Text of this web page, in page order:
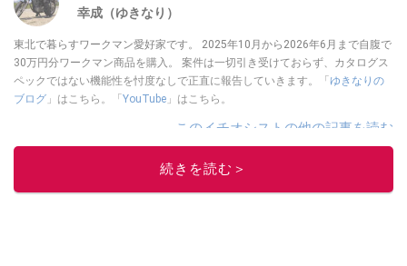
幸成（ゆきなり）
東北で暮らすワークマン愛好家です。 2025年10月から2026年6月まで自腹で
30万円分ワークマン商品を購入。 案件は一切引き受けておらず、カタログス
ペックではない機能性を忖度なしで正直に報告していきます。「 ゆきなりの
ブログ 」はこちら。「 YouTube 」はこちら。
このイチオシストの他の記事を読む
続きを読む＞